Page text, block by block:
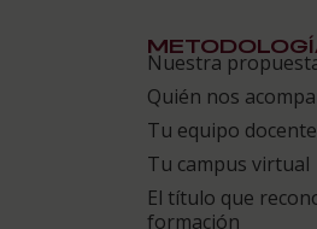
Nuestra
Quién nos
Tu equipo docente
Tu campus virtual
El título que
formación